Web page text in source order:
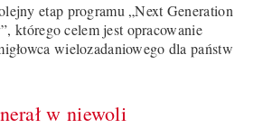
etap programu „Next Generation
którego celem jest opracowanie
wielozadaniowego dla państw
w niewoli